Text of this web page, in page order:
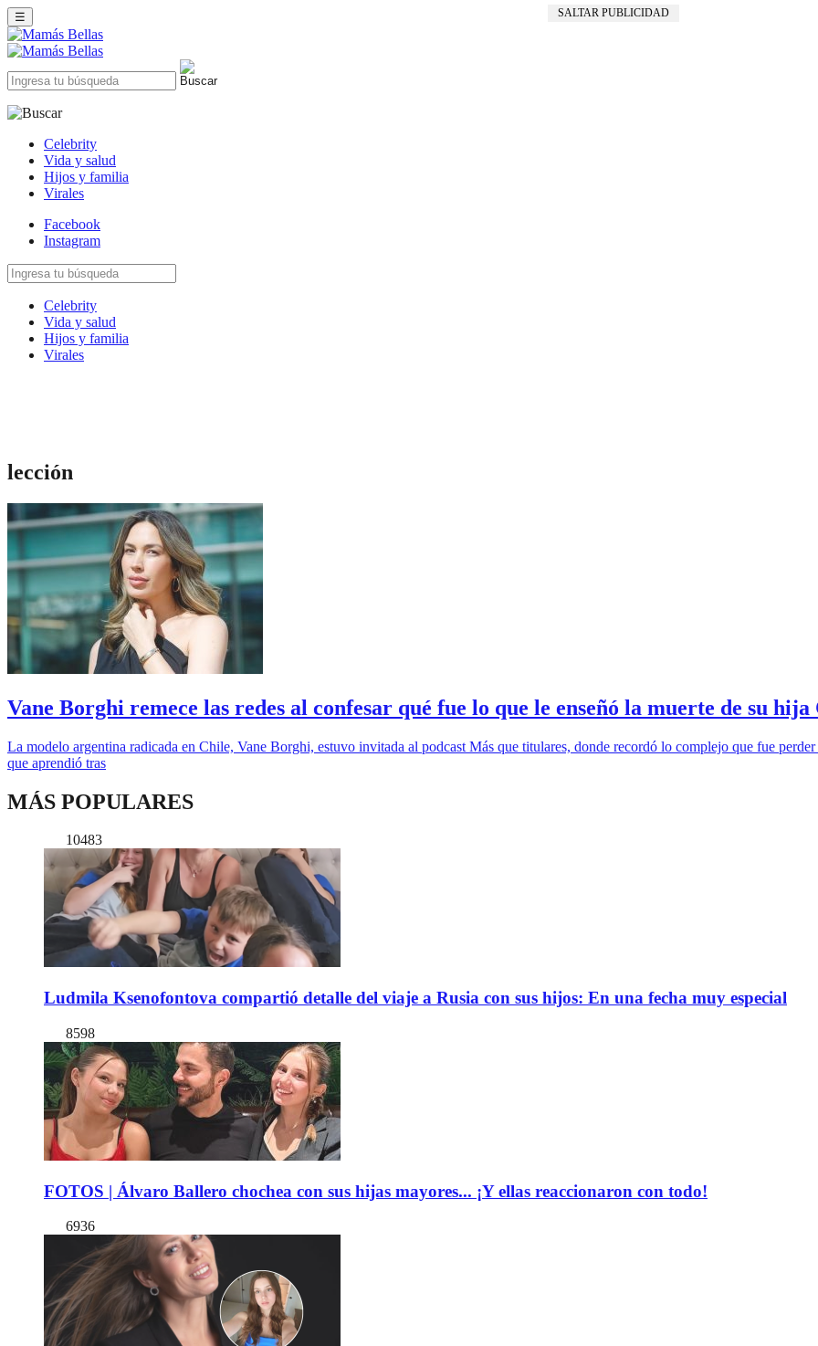
SALTAR PUBLICIDAD
☰
Celebrity
Vida y salud
Hijos y familia
Virales
Facebook
Instagram
Celebrity
Vida y salud
Hijos y familia
Virales
lección
Vane Borghi remece las redes al confesar qué fue lo que le enseñó la muerte de su
La modelo argentina radicada en Chile, Vane Borghi, estuvo invitada al podcast Más que titulares, donde recordó lo complejo que fue
que aprendió tras
MÁS POPULARES
10483
Ludmila Ksenofontova compartió detalle del viaje a Rusia con sus hijos: En una fecha muy especial
8598
FOTOS | Álvaro Ballero chochea con sus hijas mayores... ¡Y ellas reaccionaron con todo!
6936